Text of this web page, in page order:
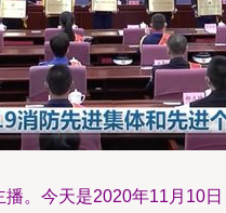
。今天是2020年11月10